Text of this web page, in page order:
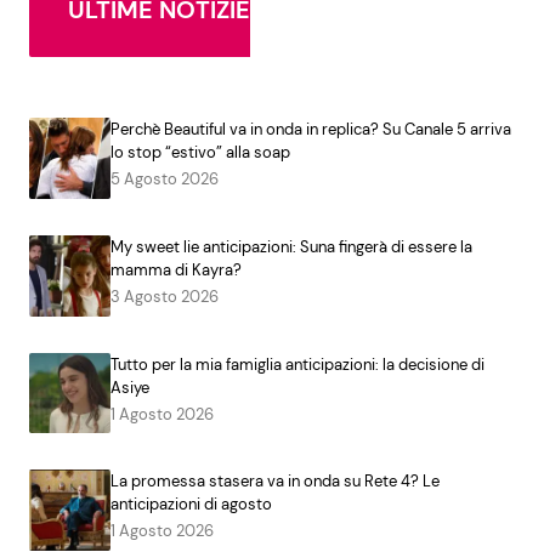
ULTIME NOTIZIE
Perchè Beautiful va in onda in replica? Su Canale 5 arriva
lo stop “estivo” alla soap
5 Agosto 2026
My sweet lie anticipazioni: Suna fingerà di essere la
mamma di Kayra?
3 Agosto 2026
Tutto per la mia famiglia anticipazioni: la decisione di
Asiye
1 Agosto 2026
La promessa stasera va in onda su Rete 4? Le
anticipazioni di agosto
1 Agosto 2026